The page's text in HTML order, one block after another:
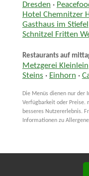
Dresden ·
Hotel Chemnitzer
Gasthaus im Stiefel
Schnitzel Fritten
Restaurants auf
Metzgerei Kleinlein
Steins · Einhorn ·
Die Menüs dienen nur der
Verfügbarkeit oder Preise.
besseres Nutzererlebnis.
Informationen zu